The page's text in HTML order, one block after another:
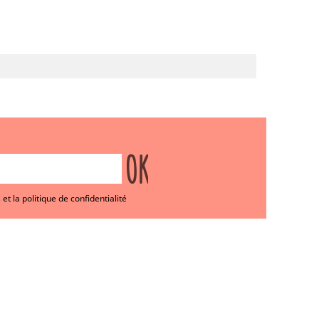
et la politique de confidentialité